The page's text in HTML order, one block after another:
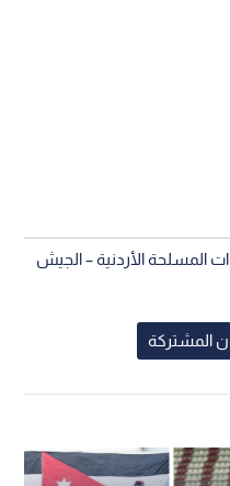
المسلحة الأردنية – الجيش
المشتركة